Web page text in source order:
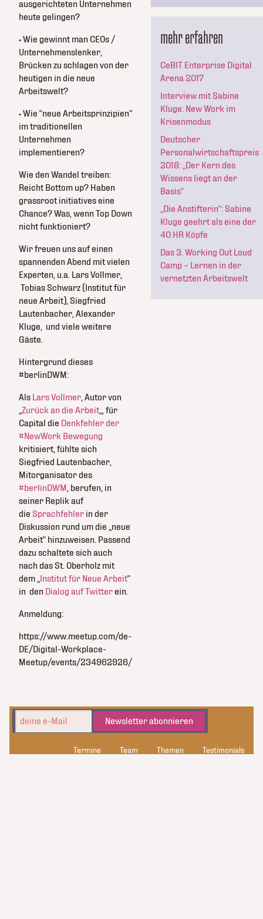
ausgerichteten Unternehmen
heute gelingen?
• Wie gewinnt man CEOs /
Unternehmenslenker,
Brücken zu schlagen von der
heutigen in die neue
Arbeitswelt?
• Wie “neue Arbeitsprinzipien”
im traditionellen
Unternehmen
implementieren?
Wie den Wandel treiben:
Reicht Bottom up? Haben
grassroot initiatives eine
Chance? Was, wenn Top Down
nicht funktioniert?
Wir freuen uns auf einen
spannenden Abend mit vielen
Experten, u.a. Lars Vollmer,
Tobias Schwarz (Institut für
neue Arbeit), Siegfried
Lautenbacher, Alexander
Kluge, und viele weitere
Gäste.
Hintergrund dieses
#berlinDWM:
Als Lars Vollmer, Autor von
„Zurück an die Arbeit„, für
Capital die Denkfehler der
#NewWork Bewegung
kritisiert, fühlte sich
Siegfried Lautenbacher,
Mitorganisator des
#berlinDWM , berufen, in
seiner Replik auf
die Sprachfehler in der
Diskussion rund um die „neue
Arbeit“ hinzuweisen. Passend
dazu schaltete sich auch
nach das St. Oberholz mit
dem „ Institut für Neue Arbeit“
in den Dialog auf Twitterein.
Anmeldung:
https://www.meetup.com/de-
DE/Digital-Workplace-
Meetup/events/234962926/
mehr erfahren
CeBIT Enterprise Digital
Arena 2017
Interview mit Sabine
Kluge: New Work im
Krisenmodus
Deutscher
Personalwirtschaftspreis
2018: „Der Kern des
Wissens liegt an der
Basis“
„Die Anstifterin“: Sabine
Kluge geehrt als eine der
40 HR Köpfe
Das 3. Working Out Loud
Camp – Lernen in der
vernetzten Arbeitswelt
Newsletter abonnieren
Termine Team Themen Testimonials